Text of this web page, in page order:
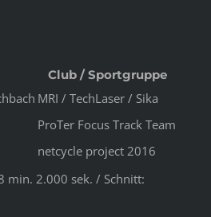
Club / Sportgruppe
MRI / TechLaser / Sika
ProTer Focus Track Team
netcycle project 2016
min. 2.000 sek. / Schnitt: